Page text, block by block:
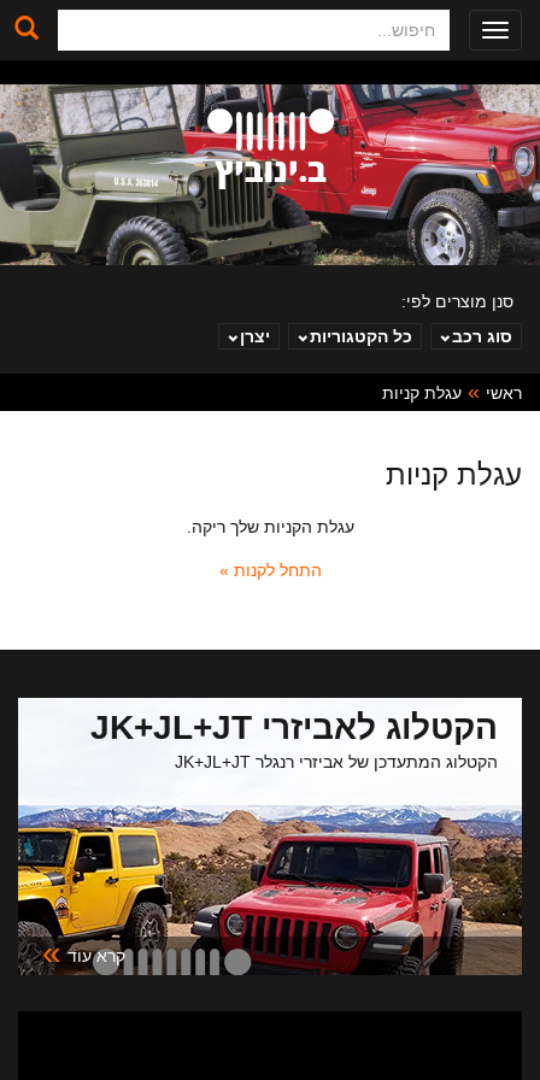
Toggle
navigation
ב. ינוביץ
סנן מוצרים לפי:
סוג רכב
כל הקטגוריות יצרן
ראשי עגלת קניות
עגלת קניות
עגלת הקניות שלך ריקה.
התחל לקנות »
הקטלוג לאביזרי JK+JL+JT
הקטלוג המתעדכן של אביזרי רנגלר JK+JL+JT
קרא עוד »